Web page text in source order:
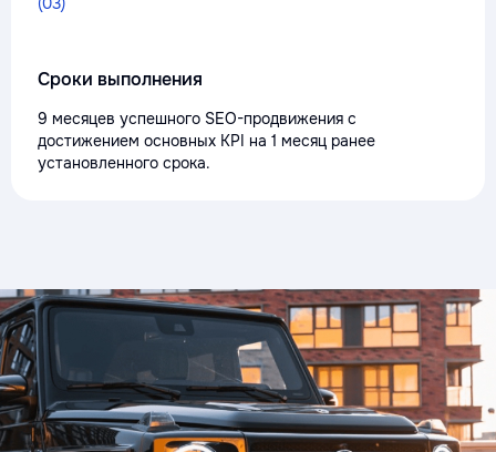
Сроки выполнения
9 месяцев успешного SEO-продвижения с
достижением основных KPI на 1 месяц ранее
установленного срока.